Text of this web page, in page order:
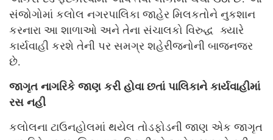
સંજોગોમાં કલોલ નગરપાલિકા જાહેર મિલકતોને નુકશાન
કરનારા આ શાળાઓ અને તેના સંચાલકો વિરુદ્ધ ક્યારે
કાર્યવાહી કરશે તેની પર સમગ્ર શહેરીજનોની બાજનજર
છે.
જાગૃત નાગરિકે જાણ કરી હોવા છતાં પાલિકાને કાર્યવાહીમાં
રસ નહી
કલોલના ટાઉનહોલમાં થયેલ તોડફોડની જાણ એક જાગૃત